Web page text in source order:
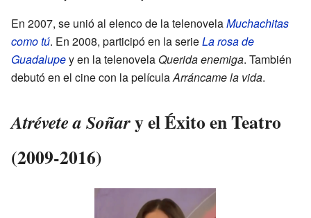
En 2007, se unió al elenco de la telenovelaMuchachitas
como tú. En 2008, participó en la serieLa rosa de
Guadalupey en la telenovela Querida enemiga. También
debutó en el cine con la películaArráncame la vida.
Atrévete a Soñary el Éxito en Teatro
(2009-2016)